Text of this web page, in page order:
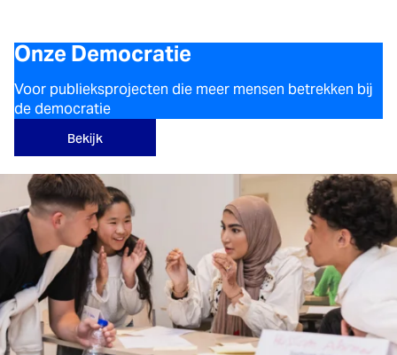
Onze Democratie
Voor publieksprojecten die meer mensen betrekken bij
de democratie
Bekijk